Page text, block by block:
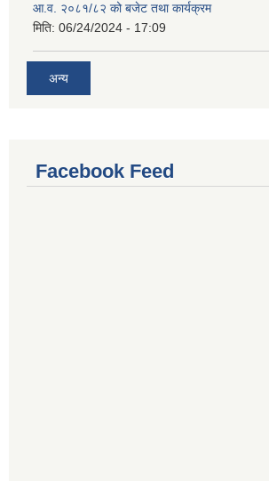
आ.व. २०८१/८२ को बजेट तथा कार्यक्रम
मिति: 06/24/2024 - 17:09
अन्य
Facebook Feed